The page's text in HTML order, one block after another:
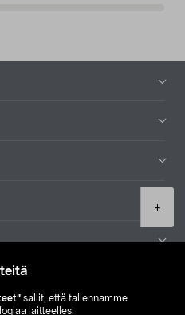
sallit, että tallennamme
laitteellesi
+